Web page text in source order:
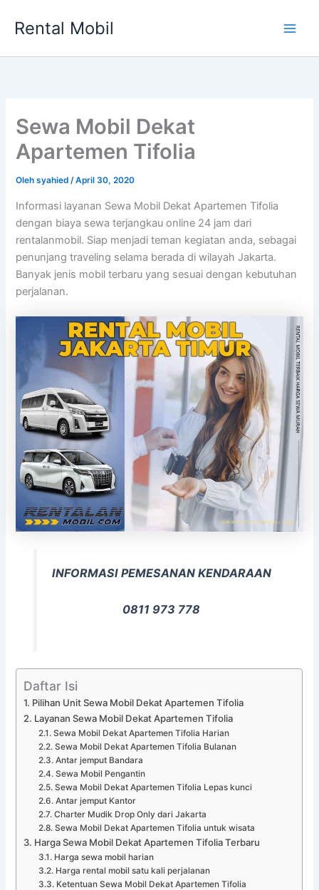
Rental Mobil
Sewa Mobil Dekat
Apartemen Tifolia
Olehsyahied/April 30, 2020
Informasi layanan Sewa Mobil Dekat Apartemen Tifolia
dengan biaya sewa terjangkau online 24 jam dari
rentalanmobil. Siap menjadi teman kegiatan anda, sebagai
penunjang traveling selama berada di wilayah Jakarta.
Banyak jenis mobil terbaru yang sesuai dengan kebutuhan
perjalanan.
INFORMASI PEMESANAN KENDARAAN
0811 973 778
Daftar Isi
Pilihan Unit Sewa Mobil Dekat Apartemen Tifolia
Layanan Sewa Mobil Dekat Apartemen Tifolia
Sewa Mobil Dekat Apartemen Tifolia Harian
Sewa Mobil Dekat Apartemen Tifolia Bulanan
Antar jemput Bandara
Sewa Mobil Pengantin
Sewa Mobil Dekat Apartemen Tifolia Lepas kunci
Antar jemput Kantor
Charter Mudik Drop Only dari Jakarta
Sewa Mobil Dekat Apartemen Tifolia untuk wisata
Harga Sewa Mobil Dekat Apartemen Tifolia Terbaru
Harga sewa mobil harian
Harga rental mobil satu kali perjalanan
Ketentuan Sewa Mobil Dekat Apartemen Tifolia